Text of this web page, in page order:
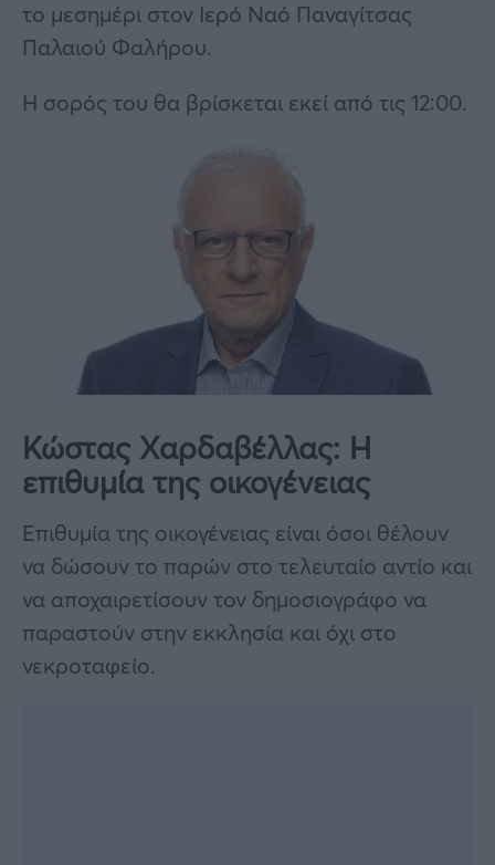
το μεσημέρι στον Ιερό Ναό Παναγίτσας
Παλαιού Φαλήρου.
Η σορός του θα βρίσκεται εκεί από τις 12:00.
Κώστας Χαρδαβέλλας: Η
επιθυμία της οικογένειας
Επιθυμία της οικογένειας είναι όσοι θέλουν
να δώσουν το παρών στο τελευταίο αντίο και
να αποχαιρετίσουν τον δημοσιογράφο να
παραστούν στην εκκλησία και όχι στο
νεκροταφείο.